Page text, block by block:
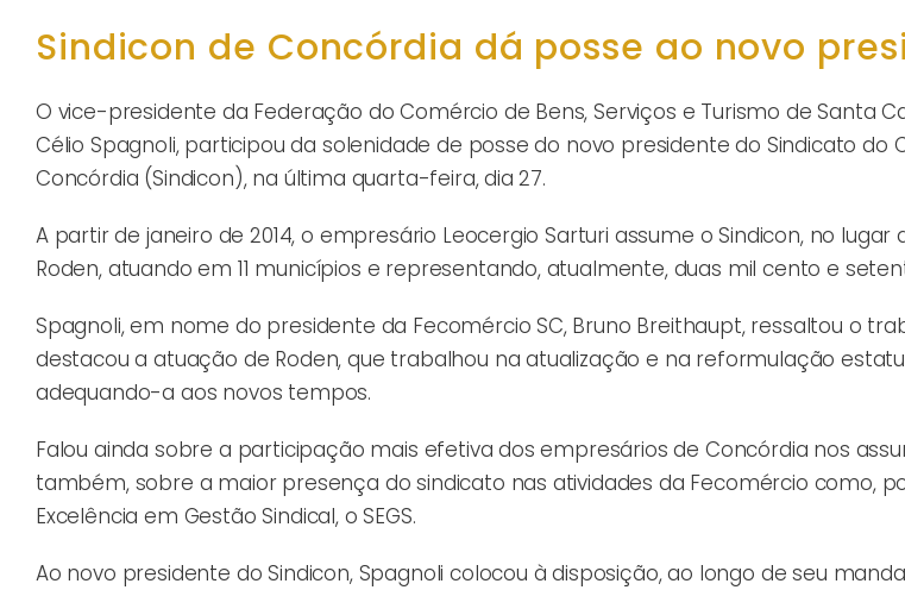
Sindicon de Concórdia dá posse ao novo
O vice-presidente da Federação do Comércio de Bens, Serviços e Turismo de Santa
Célio Spagnoli, participou da solenidade de posse do novo presidente do Sindicato do
Concórdia (Sindicon), na última quarta-feira, dia 27.
A partir de janeiro de 2014, o empresário Leocergio Sarturi assume o Sindicon, no
Roden, atuando em 11 municípios e representando, atualmente, duas mil cento e
Spagnoli, em nome do presidente da Fecomércio SC, Bruno Breithaupt, ressaltou o
destacou a atuação de Roden, que trabalhou na atualização e na reformulação
adequando-a aos novos tempos.
Falou ainda sobre a participação mais efetiva dos empresários de Concórdia nos
também, sobre a maior presença do sindicato nas atividades da Fecomércio como,
Excelência em Gestão Sindical, o SEGS.
Ao novo presidente do Sindicon, Spagnoli colocou à disposição, ao longo de seu